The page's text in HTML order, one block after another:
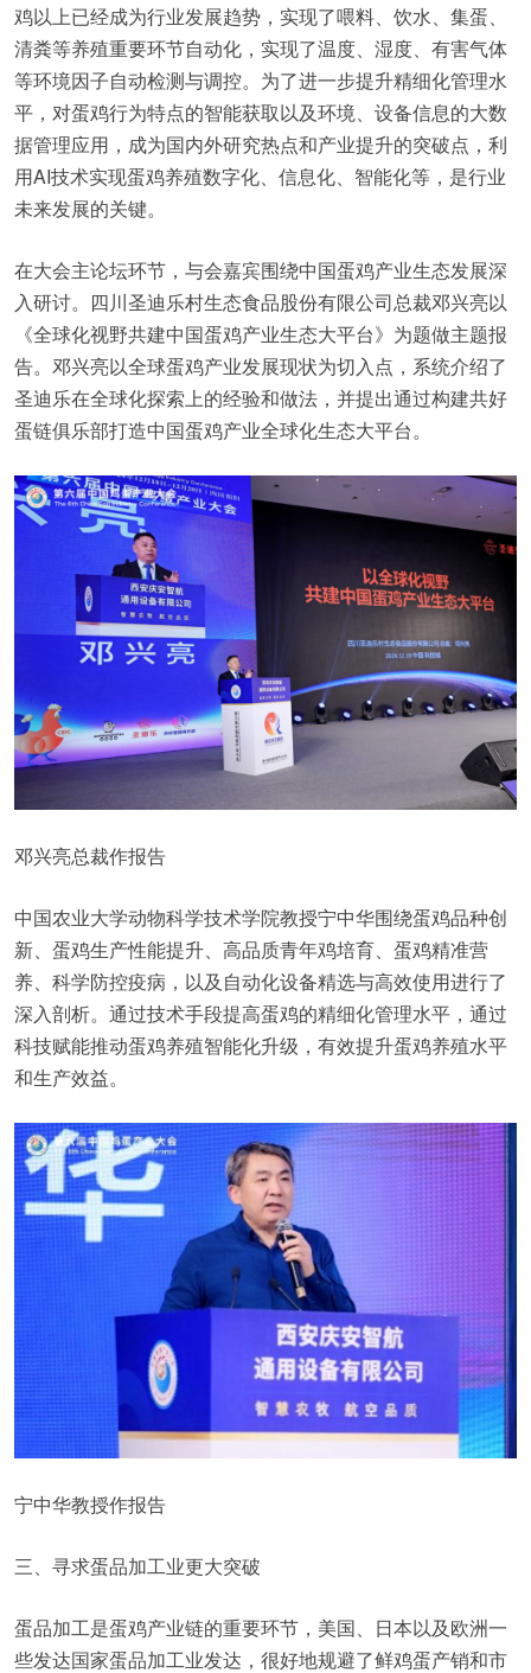
鸡以上已经成为行业发展趋势，实现了喂料、饮水、集蛋、
清粪等养殖重要环节自动化，实现了温度、湿度、有害气体
等环境因子自动检测与调控。为了进一步提升精细化管理水
平，对蛋鸡行为特点的智能获取以及环境、设备信息的大数
据管理应用，成为国内外研究热点和产业提升的突破点，利
用AI技术实现蛋鸡养殖数字化、信息化、智能化等，是行业
未来发展的关键。
在大会主论坛环节，与会嘉宾围绕中国蛋鸡产业生态发展深
入研讨。四川圣迪乐村生态食品股份有限公司总裁邓兴亮以
《全球化视野共建中国蛋鸡产业生态大平台》为题做主题报
告。邓兴亮以全球蛋鸡产业发展现状为切入点，系统介绍了
圣迪乐在全球化探索上的经验和做法，并提出通过构建共好
蛋链俱乐部打造中国蛋鸡产业全球化生态大平台。
邓兴亮总裁作报告
中国农业大学动物科学技术学院教授宁中华围绕蛋鸡品种创
新、蛋鸡生产性能提升、高品质青年鸡培育、蛋鸡精准营
养、科学防控疫病，以及自动化设备精选与高效使用进行了
深入剖析。通过技术手段提高蛋鸡的精细化管理水平，通过
科技赋能推动蛋鸡养殖智能化升级，有效提升蛋鸡养殖水平
和生产效益。
宁中华教授作报告
三、寻求蛋品加工业更大突破
蛋品加工是蛋鸡产业链的重要环节，美国、日本以及欧洲一
些发达国家蛋品加工业发达，很好地规避了鲜鸡蛋产销和市